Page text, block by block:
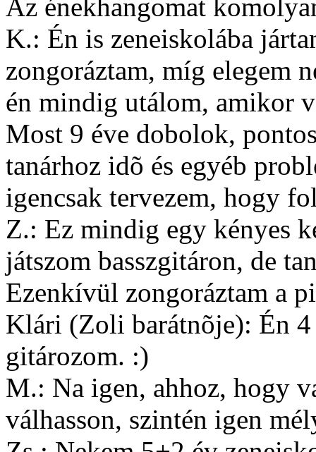
Az énekhangomat
K.: Én is zeneiskolába
zongoráztam, míg elegem
én mindig utálom, amikor
Most 9 éve dobolok,
tanárhoz idõ és egyéb
igencsak tervezem, hogy
Z.: Ez mindig egy kényes
játszom basszgitáron, de
Ezenkívül zongoráztam a
Klári (Zoli barátnõje): Én 4
gitározom. :)
M.: Na igen, ahhoz, hogy
válhasson, szintén igen